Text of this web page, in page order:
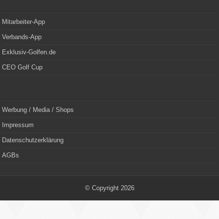
Mitarbeiter-App
Verbands-App
Exklusiv-Golfen.de
CEO Golf Cup
Werbung / Media / Shops
Impressum
Datenschutzerklärung
AGBs
© Copyright 2026